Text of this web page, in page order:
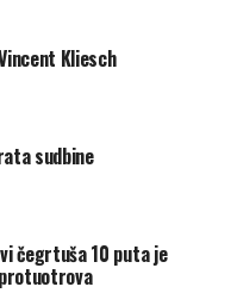
Kliesch
sudbine
čegrtuša 10 puta je